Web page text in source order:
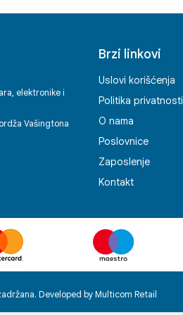
elektronike i
Vašingtona
Brzi linkovi
Uslovi korišćenja
Politika privatnosti
O nama
Poslovnice
Zaposlenje
Kontakt
Developed by Multicom Retail